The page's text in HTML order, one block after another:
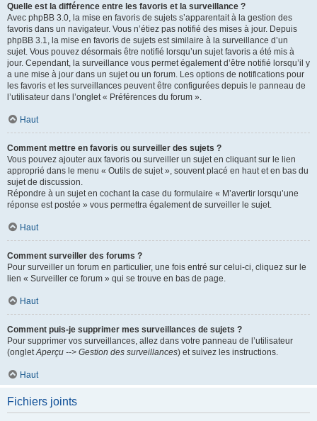
Quelle est la différence entre les favoris et la surveillance ?
Avec phpBB 3.0, la mise en favoris de sujets s’apparentait à la gestion des
favoris dans un navigateur. Vous n’étiez pas notifié des mises à jour. Depuis
phpBB 3.1, la mise en favoris de sujets est similaire à la surveillance d’un
sujet. Vous pouvez désormais être notifié lorsqu’un sujet favoris a été mis à
jour. Cependant, la surveillance vous permet également d’être notifié lorsqu’il y
a une mise à jour dans un sujet ou un forum. Les options de notifications pour
les favoris et les surveillances peuvent être configurées depuis le panneau de
l’utilisateur dans l’onglet « Préférences du forum ».
Haut
Comment mettre en favoris ou surveiller des sujets ?
Vous pouvez ajouter aux favoris ou surveiller un sujet en cliquant sur le lien
approprié dans le menu « Outils de sujet », souvent placé en haut et en bas du
sujet de discussion.
Répondre à un sujet en cochant la case du formulaire « M’avertir lorsqu’une
réponse est postée » vous permettra également de surveiller le sujet.
Haut
Comment surveiller des forums ?
Pour surveiller un forum en particulier, une fois entré sur celui-ci, cliquez sur le
lien « Surveiller ce forum » qui se trouve en bas de page.
Haut
Comment puis-je supprimer mes surveillances de sujets ?
Pour supprimer vos surveillances, allez dans votre panneau de l’utilisateur
(ongletAperçu --> Gestion des surveillances) et suivez les instructions.
Haut
Fichiers joints